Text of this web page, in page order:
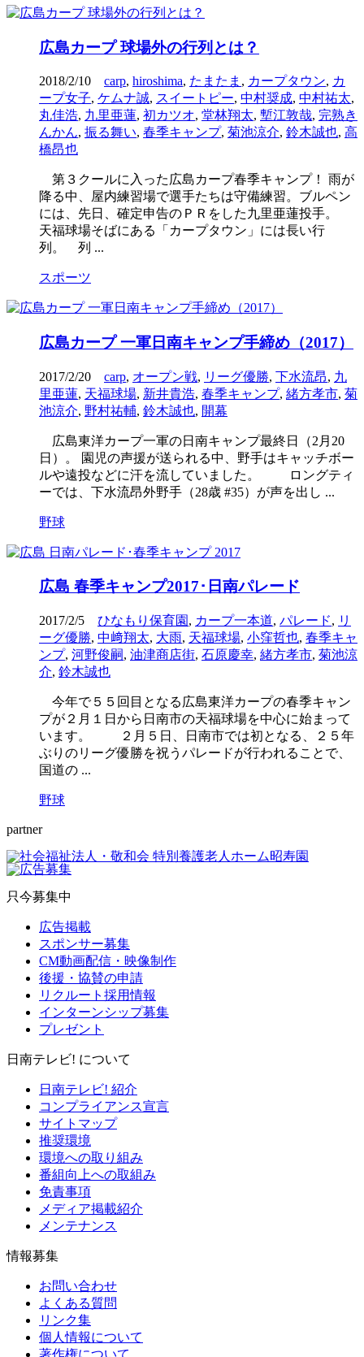
広島カープ 球場外の行列とは？
2018/2/10 carp, hiroshima, たまたま , カープタウン, カ
ープ女子, ケムナ誠, スイートピー, 中村奨成, 中村祐太,
丸佳浩, 九里亜蓮, 初カツオ, 堂林翔太, 塹江敦哉, 完熟き
んかん, 振る舞い, 春季キャンプ, 菊池涼介, 鈴木誠也, 高
橋昂也
第３クールに入った広島カープ春季キャンプ！ 雨が
降る中、屋内練習場で選手たちは守備練習。ブルペン
には、先日、確定申告のＰＲをした九里亜蓮投手。
天福球場そばにある「カープタウン」には長い行
列。 列 ...
スポーツ
広島カープ 一軍日南キャンプ手締め（2017）
2017/2/20 carp, オープン戦, リーグ優勝, 下水流昂, 九
里亜蓮, 天福球場, 新井貴浩, 春季キャンプ, 緒方孝市, 菊
池涼介, 野村祐輔, 鈴木誠也, 開幕
広島東洋カープ一軍の日南キャンプ最終日（2月20
日）。 園児の声援が送られる中、野手はキャッチボー
ルや遠投などに汗を流していました。 ロングティ
ーでは、下水流昂外野手（28歳 #35）が声を出し ...
野球
広島 春季キャンプ2017･日南パレード
2017/2/5 ひなもり保育園 , カープ一本道, パレード, リ
ーグ優勝, 中﨑翔太, 大雨, 天福球場, 小窪哲也, 春季キャ
ンプ, 河野俊嗣, 油津商店街, 石原慶幸, 緒方孝市, 菊池涼
介, 鈴木誠也
今年で５５回目となる広島東洋カープの春季キャン
プが２月１日から日南市の天福球場を中心に始まって
います。 ２月５日、日南市では初となる、２５年
ぶりのリーグ優勝を祝うパレードが行われることで、
国道の ...
野球
partner
只今募集中
広告掲載
スポンサー募集
CM動画配信・映像制作
後援・協賛の申請
リクルート採用情報
インターンシップ募集
プレゼント
日南テレビ! について
日南テレビ! 紹介
コンプライアンス宣言
サイトマップ
推奨環境
環境への取り組み
番組向上への取組み
免責事項
メディア掲載紹介
メンテナンス
情報募集
お問い合わせ
よくある質問
リンク集
個人情報について